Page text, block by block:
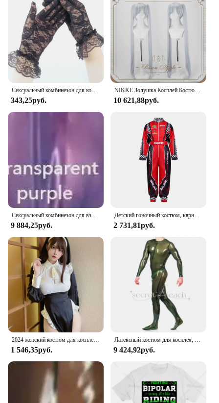
the right set for your needs. Whether you're looking
to complete your collection or are just starting out
in the world of cosplay, these sets are an excellent
choice for anyone looking to embody the thrilling
world of Mania Alexander Gregory.
343,25руб.
NIKKE Золушка Косплей Костюм Фанарт Кристалл Комбинезон Золушка Стеклянное Платье Принцессы Костюмы на Хэллоуин Белый Боди
10 621,88руб.
9 884,25руб.
Детский гоночный костюм, карнавальный костюм, красные велосипедные костюмы, детский гоночный комбинезон на Хэллоуин, одежда
2 731,81руб.
2024 женский костюм для косплея монахини, Женский костюм для Хэллоуина, женский костюм для ролевых игр, черный костюм для взрослых
1 546,35руб.
Латексный костюм для косплея, прозрачный латексный костюм унисекс, Индивидуальный размер и цвет
9 424,92руб.